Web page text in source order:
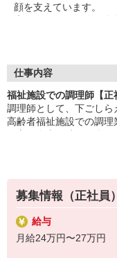
顔を支えています。
調理師としての経験を
調理に集中できる環境
チームで協力しながら
「美味しかった」「あ
食を通じて人の心に寄
給食運営を行う業界大
社員の成長を支える研
成が可能です。
仕事内容
福祉施設での調理師【正
調理師として、下ごしら
高齢者福祉施設での調理
らこそ、利用者さまの
募集情報（正社員）
給与
月給24万円〜27万円